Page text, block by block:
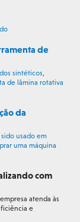
de
sintéticos,
de lâmina rotativa
da
usado em
uma máquina
com
atenda às
e